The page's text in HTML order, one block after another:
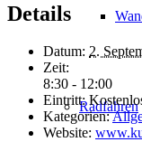
Radfahren
Details
Datum: 2.
Zeit:
8:30 - 12:00
Eintritt:
Kategorien:
Website: